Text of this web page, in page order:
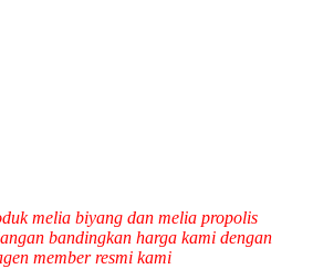
melia biyang dan melia propolis
bandingkan harga kami dengan
member resmi kami